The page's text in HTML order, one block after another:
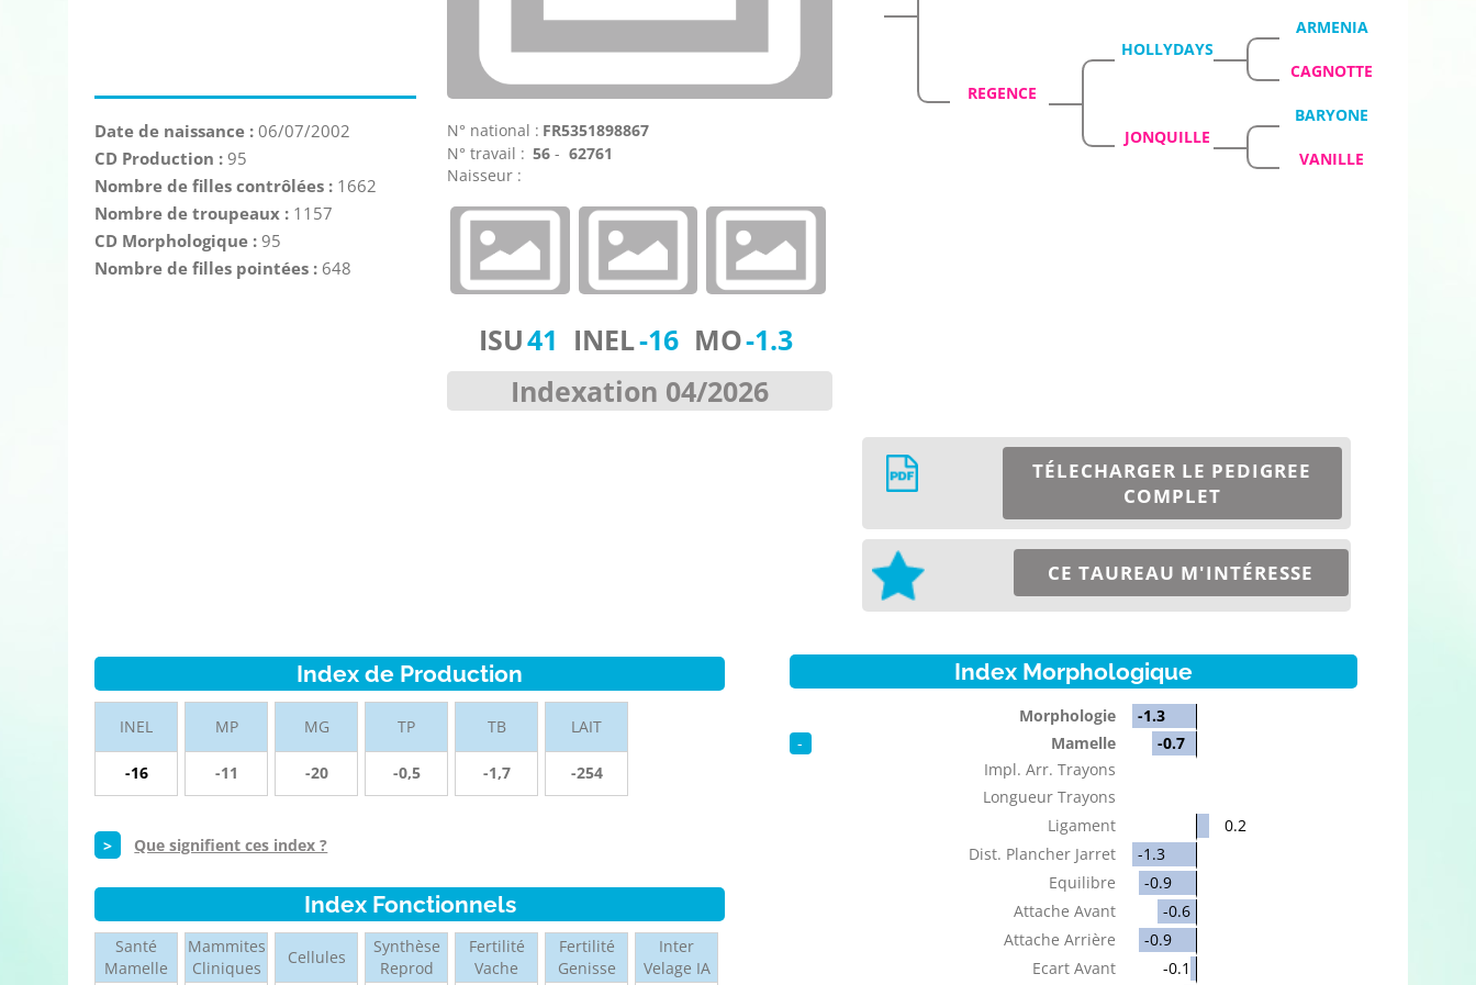
Date de naissance :06/07/2002
CD Production :95
Nombre de filles contrôlées : 1662
Nombre de troupeaux : 1157
CD Morphologique :95
Nombre de filles pointées : 648
N° national : FR5351898867
N° travail : 56 - 62761
Naisseur :
ISU41 INEL-16 MO-1.3
Indexation 04/2026
REGENCE
HOLLYDAYS
ARMENIA
CAGNOTTE
JONQUILLE
BARYONE
VANILLE
TÉLECHARGER LE PEDIGREE
COMPLET
CE TAUREAU M'INTÉRESSE
Index de Production
INEL
-16
MP
-11
MG
-20
TP
-0,5
TB
-1,7
LAIT
-254
> Que signifient ces index ?
Index Fonctionnels
Santé
Mamelle
Mammites
Cliniques
Cellules
Synthèse
Reprod
Fertilité
Vache
Fertilité
Genisse
Inter
Velage IA
Index Morphologique
Morphologie
-1.3
-
Mamelle
-0.7
Impl. Arr. Trayons
Longueur Trayons
Ligament
0.2
Dist. Plancher Jarret
-1.3
Equilibre
-0.9
Attache Avant
-0.6
Attache Arrière
-0.9
Ecart Avant
-0.1